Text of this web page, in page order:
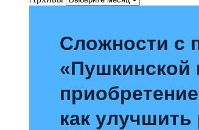
Сложности с
«Пушкинской
как